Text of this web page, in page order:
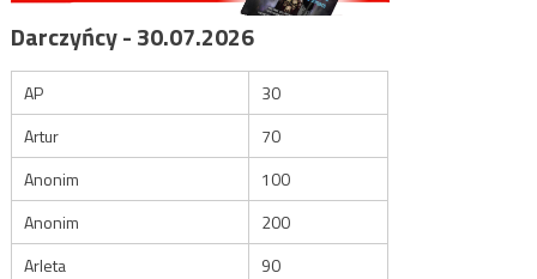
Darczyńcy - 30.07.2026
AP
30
Artur
70
Anonim
100
Anonim
200
Arleta
90